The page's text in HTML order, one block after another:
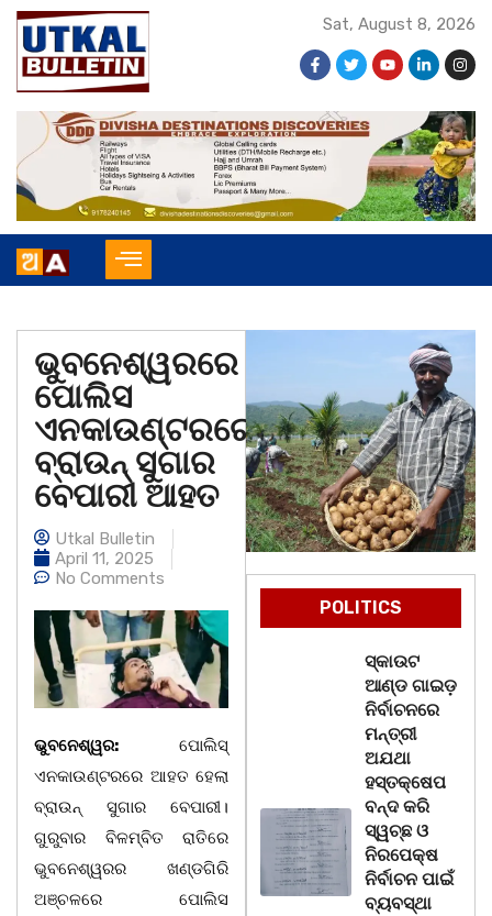
Sat, August 8, 2026
ଭୁବନେଶ୍ୱରରେ
ପୋଲିସ
ଏନକାଉଣ୍ଟରରେ
ବ୍ରାଉନ୍ ସୁଗାର
ବେପାରୀ ଆହତ
Utkal Bulletin
April 11, 2025
No Comments
ଭୁବନେଶ୍ୱର: ପୋଲିସ୍
ଏନକାଉଣ୍ଟରରେ ଆହତ ହେଲା
ବ୍ରାଉନ୍ ସୁଗାର ବେପାରୀ।
ଗୁରୁବାର ବିଳମ୍ବିତ ରାତିରେ
ଭୁବନେଶ୍ୱରର ଖଣ୍ଡଗିରି
ଅଞ୍ଚଳରେ ପୋଲିସ
POLITICS
ସ୍କାଉଟ
ଆଣ୍ଡ ଗାଇଡ଼
ନିର୍ବାଚନରେ
ମନ୍ତ୍ରୀ
ଅଯଥା
ହସ୍ତକ୍ଷେପ
ବନ୍ଦ କରି
ସ୍ୱଚ୍ଛ ଓ
ନିରପେକ୍ଷ
ନିର୍ବାଚନ ପାଇଁ
ବ୍ୟବସ୍ଥା